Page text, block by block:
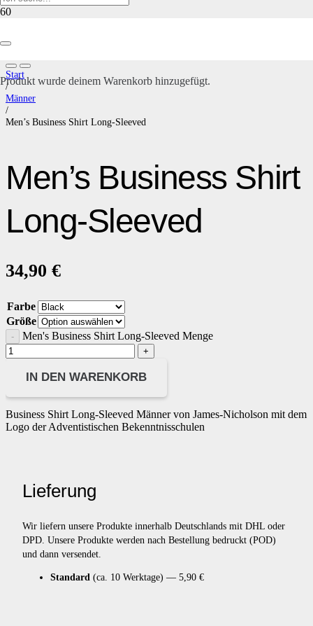
Produkt wurde deinem Warenkorb hinzugefügt.
Start
/
Männer
/
Men’s Business Shirt Long-Sleeved
Men’s Business Shirt
Long-Sleeved
34,90 €
Farbe
Größe
Men's Business Shirt Long-Sleeved Menge
IN DEN WARENKORB
Business Shirt Long-Sleeved Männer von James-Nicholson mit dem
Logo der Adventistischen Bekenntnisschulen
Lieferung
Wir liefern unsere Produkte innerhalb Deutschlands mit DHL oder
DPD. Unsere Produkte werden nach Bestellung bedruckt (POD)
und dann versendet.
Standard (ca. 10 Werktage) — 5,90 €